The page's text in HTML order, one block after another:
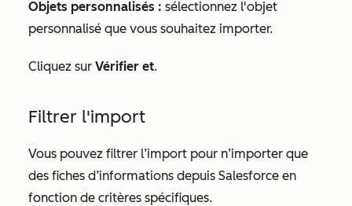
Objets personnalisés : sélectionnez l'objet
personnalisé que vous souhaitez importer.
Cliquez sur Vérifier et.
Filtrer l'import
Vous pouvez filtrer l’import pour n’importer que
des fiches d’informations depuis Salesforce en
fonction de critères spécifiques.